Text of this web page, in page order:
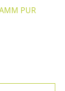
PUR